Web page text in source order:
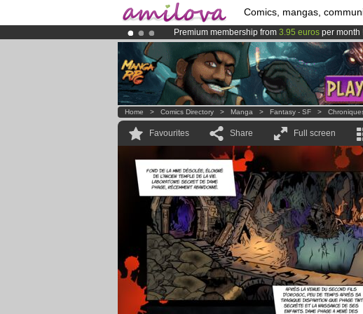
Comics, mangas,
Premium membership from 3.95 euros per month
AmilovaKickstarter is now LIVE!.
Already 100000membersand 1000 comics &
Home > Comics Directory > Manga > Fantasy - SF >
Favourites Share Full screen